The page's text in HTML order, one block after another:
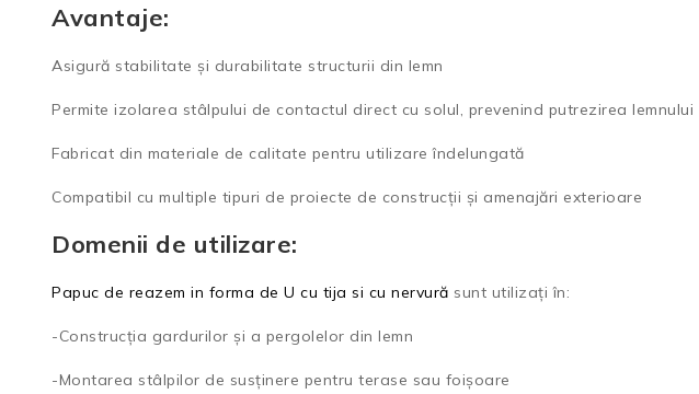
Avantaje:
Asigură stabilitate și durabilitate structurii din lemn
Permite izolarea stâlpului de contactul direct cu solul, prevenind putrezirea lemnului
Fabricat din materiale de calitate pentru utilizare îndelungată
Compatibil cu multiple tipuri de proiecte de construcții și amenajări exterioare
Domenii de utilizare:
Papuc de reazem in forma de U cu tija si cu nervură sunt utilizați în:
-Construcția gardurilor și a pergolelor din lemn
-Montarea stâlpilor de susținere pentru terase sau foișoare